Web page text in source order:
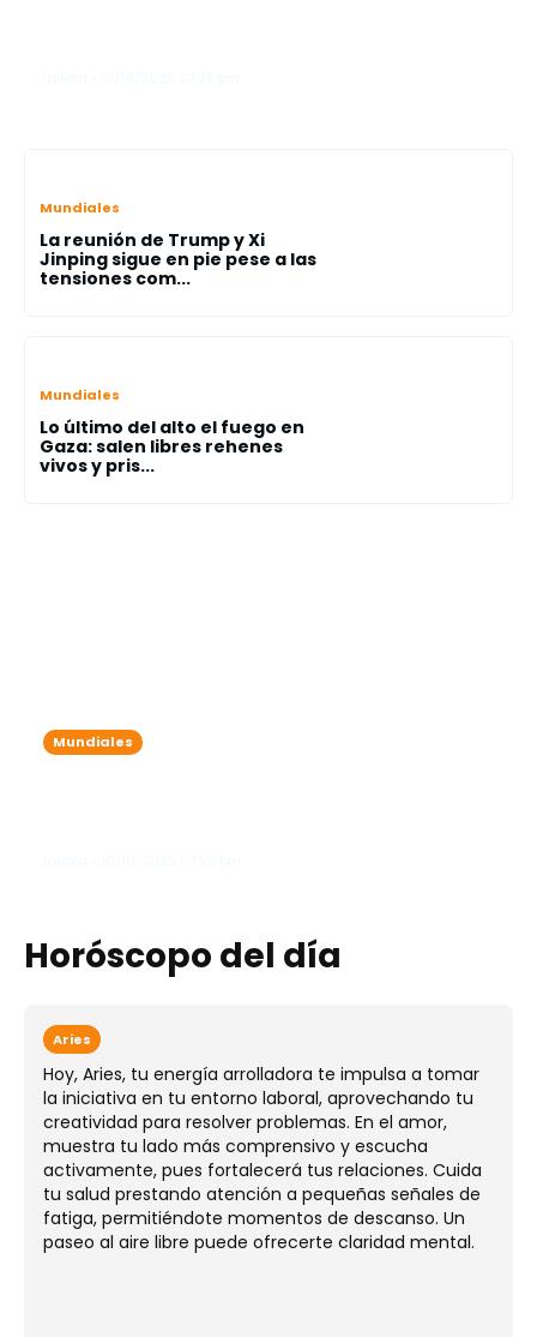
Mundiales
La reunión de Trump y Xi
Jinping sigue en pie pese a las
tensiones com...
Mundiales
Lo último del alto el fuego en
Gaza: salen libres rehenes
vivos y pris...
Mundiales
Horóscopo del día
Aries
Hoy, Aries, tu energía arrolladora te impulsa a tomar
la iniciativa en tu entorno laboral, aprovechando tu
creatividad para resolver problemas. En el amor,
muestra tu lado más comprensivo y escucha
activamente, pues fortalecerá tus relaciones. Cuida
tu salud prestando atención a pequeñas señales de
fatiga, permitiéndote momentos de descanso. Un
paseo al aire libre puede ofrecerte claridad mental.